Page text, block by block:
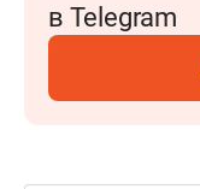
в Telegram